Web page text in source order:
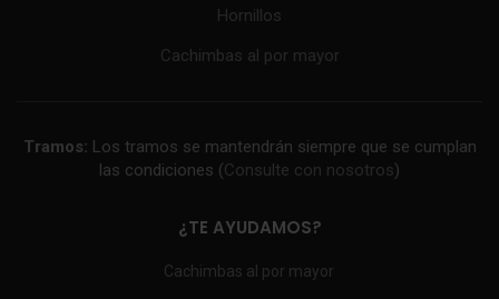
Hornillos
Cachimbas al por mayor
Tramos: Los tramos se mantendrán siempre que se cumplan
las condiciones (Consulte con nosotros)
¿TE AYUDAMOS?
Cachimbas al por mayor